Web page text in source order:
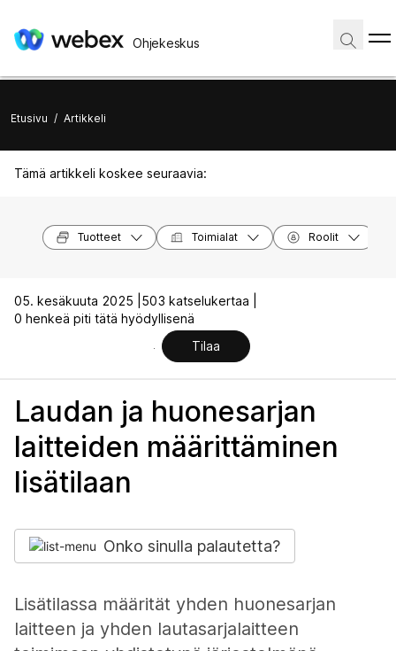
Ohjekeskus
Etusivu / Artikkeli
Tämä artikkeli koskee seuraavia:
Tuotteet Toimialat Roolit
05. kesäkuuta 2025 | 503 katselukertaa |
0 henkeä piti tätä hyödyllisenä
Tilaa
Laudan ja huonesarjan
laitteiden määrittäminen
lisätilaan
Onko sinulla palautetta?
Lisätilassa määrität yhden huonesarjan
laitteen ja yhden lautasarjalaitteen